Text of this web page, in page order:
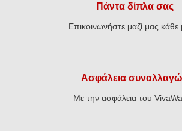
Πάντα δίπλα σας
Επικοινωνήστε μαζί μας κάθε
Ασφάλεια
Με την ασφάλεια του